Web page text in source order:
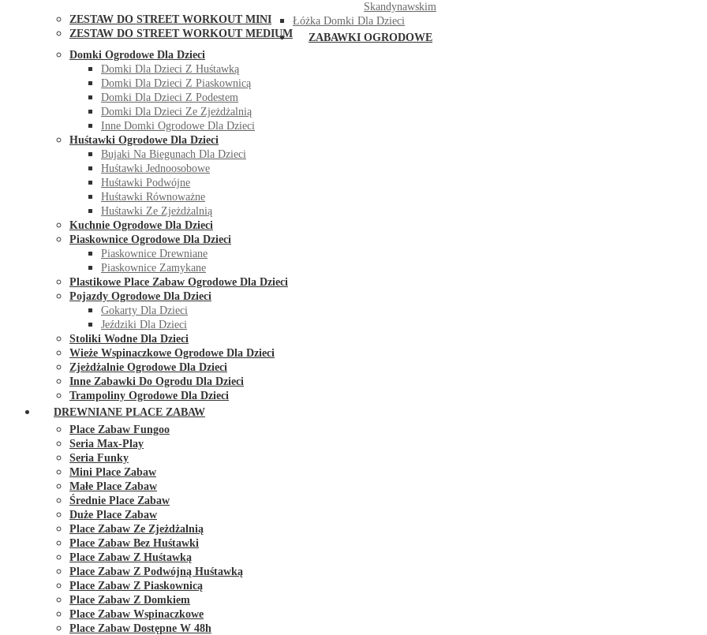
ZESTAW DO STREET WORKOUT MINI
ZESTAW DO STREET WORKOUT MEDIUM
Skandynawskim
Łóżka Domki Dla Dzieci
ZABAWKI OGRODOWE
Domki Ogrodowe Dla Dzieci
Domki Dla Dzieci Z Huśtawką
Domki Dla Dzieci Z Piaskownicą
Domki Dla Dzieci Z Podestem
Domki Dla Dzieci Ze Zjeżdżalnią
Inne Domki Ogrodowe Dla Dzieci
Huśtawki Ogrodowe Dla Dzieci
Bujaki Na Biegunach Dla Dzieci
Huśtawki Jednoosobowe
Huśtawki Podwójne
Huśtawki Równoważne
Huśtawki Ze Zjeżdżalnią
Kuchnie Ogrodowe Dla Dzieci
Piaskownice Ogrodowe Dla Dzieci
Piaskownice Drewniane
Piaskownice Zamykane
Plastikowe Place Zabaw Ogrodowe Dla Dzieci
Pojazdy Ogrodowe Dla Dzieci
Gokarty Dla Dzieci
Jeździki Dla Dzieci
Stoliki Wodne Dla Dzieci
Wieże Wspinaczkowe Ogrodowe Dla Dzieci
Zjeżdżalnie Ogrodowe Dla Dzieci
Inne Zabawki Do Ogrodu Dla Dzieci
Trampoliny Ogrodowe Dla Dzieci
DREWNIANE PLACE ZABAW
Place Zabaw Fungoo
Seria Max-Play
Seria Funky
Mini Place Zabaw
Małe Place Zabaw
Średnie Place Zabaw
Duże Place Zabaw
Place Zabaw Ze Zjeżdżalnią
Place Zabaw Bez Huśtawki
Place Zabaw Z Huśtawką
Place Zabaw Z Podwójną Huśtawką
Place Zabaw Z Piaskownicą
Place Zabaw Z Domkiem
Place Zabaw Wspinaczkowe
Place Zabaw Dostępne W 48h